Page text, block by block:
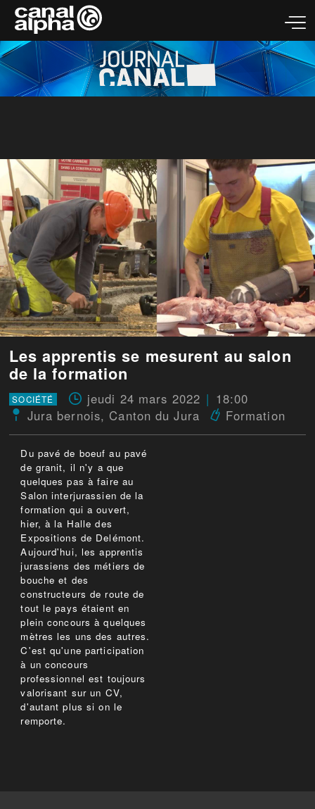
Les apprentis se mesurent au salon
de la formation
SOCIÉTÉ jeudi 24 mars 2022
18:00
Jura bernois, Canton du Jura Formation
Du pavé de boeuf au pavé
de granit, il n'y a que
quelques pas à faire au
Salon interjurassien de la
formation qui a ouvert,
hier, à la Halle des
Expositions de Delémont.
Aujourd'hui, les apprentis
jurassiens des métiers de
bouche et des
constructeurs de route de
tout le pays étaient en
plein concours à quelques
mètres les uns des autres.
C'est qu'une participation
à un concours
professionnel est toujours
valorisant sur un CV,
d'autant plus si on le
remporte.